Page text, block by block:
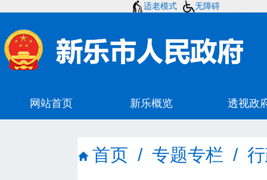
适老模式 无障碍
首页 / 专题专栏 /